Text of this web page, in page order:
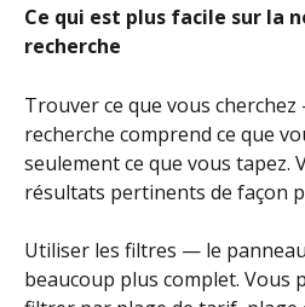
Ce qui est plus facile sur la
recherche
Trouver ce que vous
recherche comprend ce que
seulement ce que vous tapez.
résultats pertinents de façon
Utiliser les filtres — le
beaucoup plus complet. Vous